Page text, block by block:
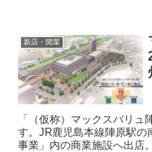
新店・開業
「（仮称）マックスバリュ
す。JR鹿児島本線陣原駅の
事業」内の商業施設へ出店。